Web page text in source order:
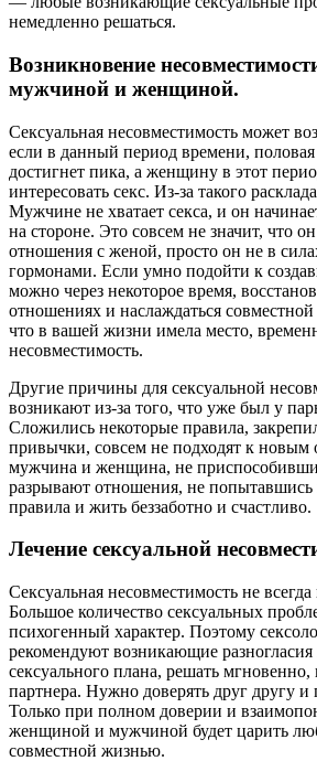
немедленно решаться.
Возникновение
мужчиной и женщиной.
Сексуальная несовместимость может
если в данный период времени,
достигнет пика, а женщину в этот
интересовать секс. Из-за такого
Мужчине не хватает секса, и он
на стороне. Это совсем не значит, что он
отношения с женой, просто он не в
гормонами. Если умно подойти к
можно через некоторое время,
отношениях и наслаждаться
что в вашей жизни имела место,
несовместимость.
Другие причины для сексуальной
возникают из-за того, что уже был у
Сложились некоторые правила,
привычки, совсем не подходят к новым
мужчина и женщина, не
разрывают отношения, не попытавшись
правила и жить беззаботно и счастливо.
Лечение сексуальной
Сексуальная несовместимость не
Большое количество сексуальных
психогенный характер. Поэтому
рекомендуют возникающие
сексуального плана, решать
партнера. Нужно доверять друг другу и
Только при полном доверии и
женщиной и мужчиной будет царить
совместной жизнью.